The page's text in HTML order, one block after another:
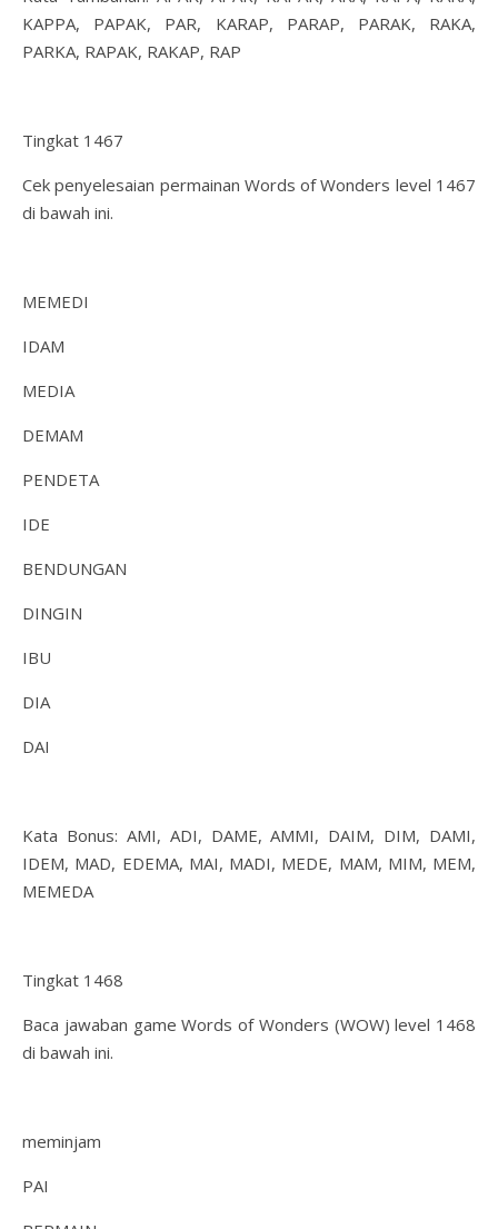
KAPPA, PAPAK, PAR, KARAP, PARAP, PARAK, RAKA,
PARKA, RAPAK, RAKAP, RAP
Tingkat 1467
Cek penyelesaian permainan Words of Wonders level 1467
di bawah ini.
MEMEDI
IDAM
MEDIA
DEMAM
PENDETA
IDE
BENDUNGAN
DINGIN
IBU
DIA
DAI
Kata Bonus: AMI, ADI, DAME, AMMI, DAIM, DIM, DAMI,
IDEM, MAD, EDEMA, MAI, MADI, MEDE, MAM, MIM, MEM,
MEMEDA
Tingkat 1468
Baca jawaban game Words of Wonders (WOW) level 1468
di bawah ini.
meminjam
PAI